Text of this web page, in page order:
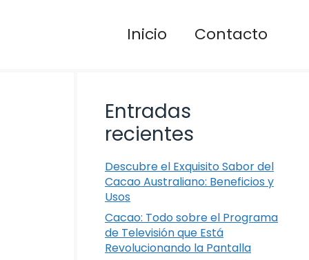
Inicio Contacto
Entradas
recientes
Descubre el Exquisito Sabor del
Cacao Australiano: Beneficios y
Usos
Cacao: Todo sobre el Programa
de Televisión que Está
Revolucionando la Pantalla